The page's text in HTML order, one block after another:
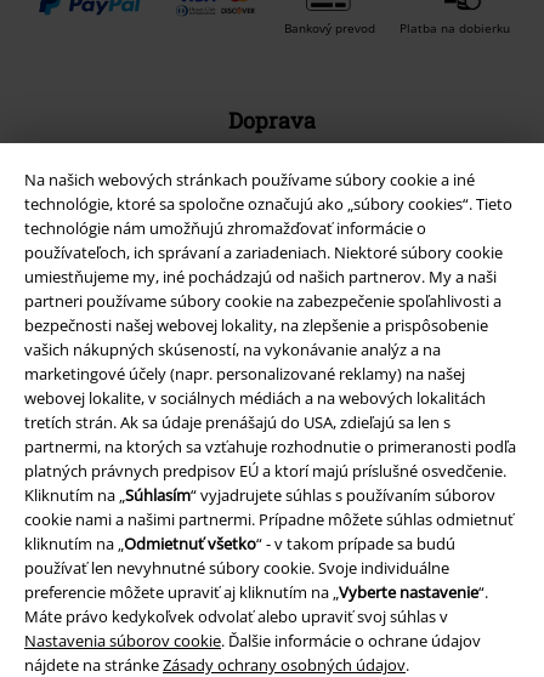
Na našich webových stránkach používame súbory cookie a iné
technológie, ktoré sa spoločne označujú ako „súbory cookies“. Tieto
technológie nám umožňujú zhromažďovať informácie o
používateľoch, ich správaní a zariadeniach. Niektoré súbory cookie
umiestňujeme my, iné pochádzajú od našich partnerov. My a naši
partneri používame súbory cookie na zabezpečenie spoľahlivosti a
bezpečnosti našej webovej lokality, na zlepšenie a prispôsobenie
vašich nákupných skúseností, na vykonávanie analýz a na
marketingové účely (napr. personalizované reklamy) na našej
webovej lokalite, v sociálnych médiách a na webových lokalitách
tretích strán. Ak sa údaje prenášajú do USA, zdieľajú sa len s
partnermi, na ktorých sa vzťahuje rozhodnutie o primeranosti podľa
platných právnych predpisov EÚ a ktorí majú príslušné osvedčenie.
Kliknutím na „Súhlasím“ vyjadrujete súhlas s používaním súborov
cookie nami a našimi partnermi. Prípadne môžete súhlas odmietnuť
kliknutím na „Odmietnuť všetko“ - v takom prípade sa budú
používať len nevyhnutné súbory cookie. Svoje individuálne
preferencie môžete upraviť aj kliknutím na „Vyberte nastavenie“.
Máte právo kedykoľvek odvolať alebo upraviť svoj súhlas v
Nastavenia súborov cookie. Ďalšie informácie o ochrane údajov
nájdete na stránkeZásady ochrany osobných údajov.
Bankový prevod Platba na dobierku
Doprava
Nová aplikácia EMP
Stiahnite si novú EMP aplikáciu zdarma a využite všetky nové
funkcie a výhody!
A Warner Music Group Company